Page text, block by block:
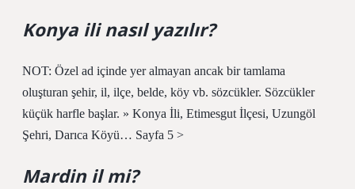
Konya ili nasıl yazılır?
NOT: Özel ad içinde yer almayan ancak bir tamlama
oluşturan şehir, il, ilçe, belde, köy vb. sözcükler. Sözcükler
küçük harfle başlar. » Konya İli, Etimesgut İlçesi, Uzungöl
Şehri, Darıca Köyü… Sayfa 5 >
Mardin il mi?